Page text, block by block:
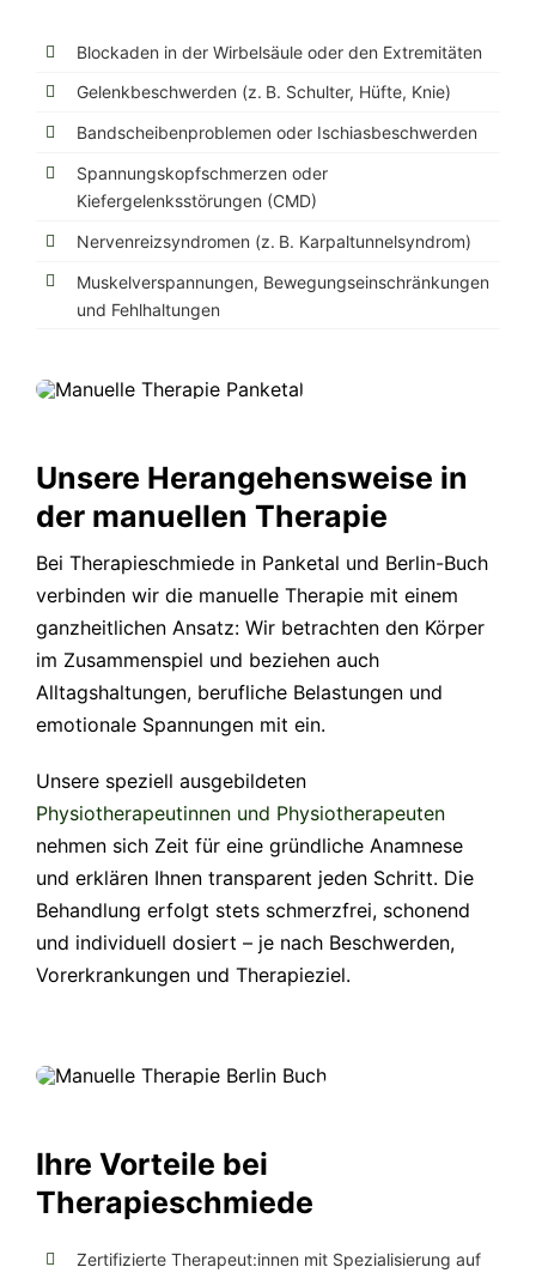
Blockaden in der Wirbelsäule oder den Extremitäten
Gelenkbeschwerden (z. B. Schulter, Hüfte, Knie)
Bandscheibenproblemen oder Ischiasbeschwerden
Spannungskopfschmerzen oder
Kiefergelenksstörungen (CMD)
Nervenreizsyndromen (z. B. Karpaltunnelsyndrom)
Muskelverspannungen, Bewegungseinschränkungen
und Fehlhaltungen
Unsere Herangehensweise in
der manuellen Therapie
Bei Therapieschmiede in Panketal und Berlin-Buch
verbinden wir die manuelle Therapie mit einem
ganzheitlichen Ansatz: Wir betrachten den Körper
im Zusammenspiel und beziehen auch
Alltagshaltungen, berufliche Belastungen und
emotionale Spannungen mit ein.
Unsere speziell ausgebildeten
Physiotherapeutinnen und Physiotherapeuten
nehmen sich Zeit für eine gründliche Anamnese
und erklären Ihnen transparent jeden Schritt. Die
Behandlung erfolgt stets schmerzfrei, schonend
und individuell dosiert – je nach Beschwerden,
Vorerkrankungen und Therapieziel.
Ihre Vorteile bei
Therapieschmiede
Zertifizierte Therapeut:innen mit Spezialisierung auf